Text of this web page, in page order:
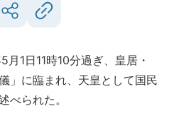
1日11時10分過ぎ、皇居・
」に臨まれ、天皇として国民
べられた。